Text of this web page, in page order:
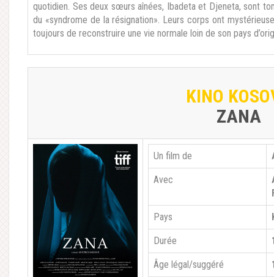
quotidien. Ses deux sœurs aînées, Ibadeta et Djeneta, sont
du «syndrome de la résignation». Leurscorps ont
toujours de reconstruire une vie normale loin de son pays
KINO
ZANA
Un film de
Avec
Pays
Durée
Âge légal/suggéré